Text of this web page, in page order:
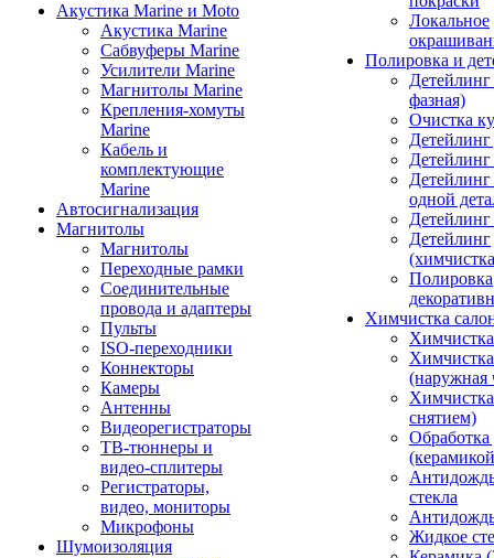
Акустика Marine и Moto
Акустика Marine
Сабвуферы Marine
Усилители Marine
Магнитолы Marine
Крепления-хомуты
Marine
Кабель и
комплектующие
Marine
Автосигнализация
Магнитолы
Магнитолы
Переходные рамки
Соединительные
провода и адаптеры
Пульты
ISO-переходники
Коннекторы
Камеры
Антенны
Видеорегистраторы
ТВ-тюннеры и
видео-сплитеры
Регистраторы,
видео, мониторы
Микрофоны
Шумоизоляция
Локальное
Полировка и
фазная)
Очистка
Детейлинг
одной
Детейлинг
Полировка
Химчистка
(наружная
снятием)
Обработка
стекла
Жидкое